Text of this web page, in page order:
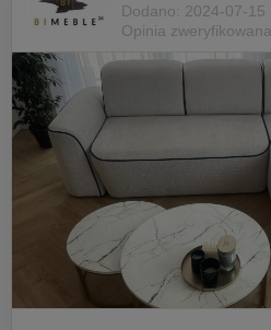
Dodano: 2024-07-15
Opinia zweryfikowana